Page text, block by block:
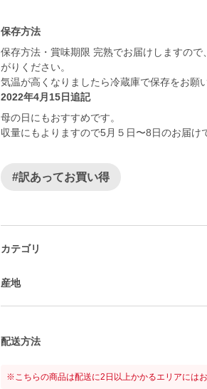
保存方法
保存方法・賞味期限 完熟でお届けしますの
がりください。
気温が高くなりましたら冷蔵庫で保存をお願
2022年4月15日追記
母の日にもおすすめです。
収量にもよりますので5月５日〜8日のお届け
#訳あってお買い得
カテゴリ
産地
配送方法
※こちらの商品は配送に2日以上かかるエリアには